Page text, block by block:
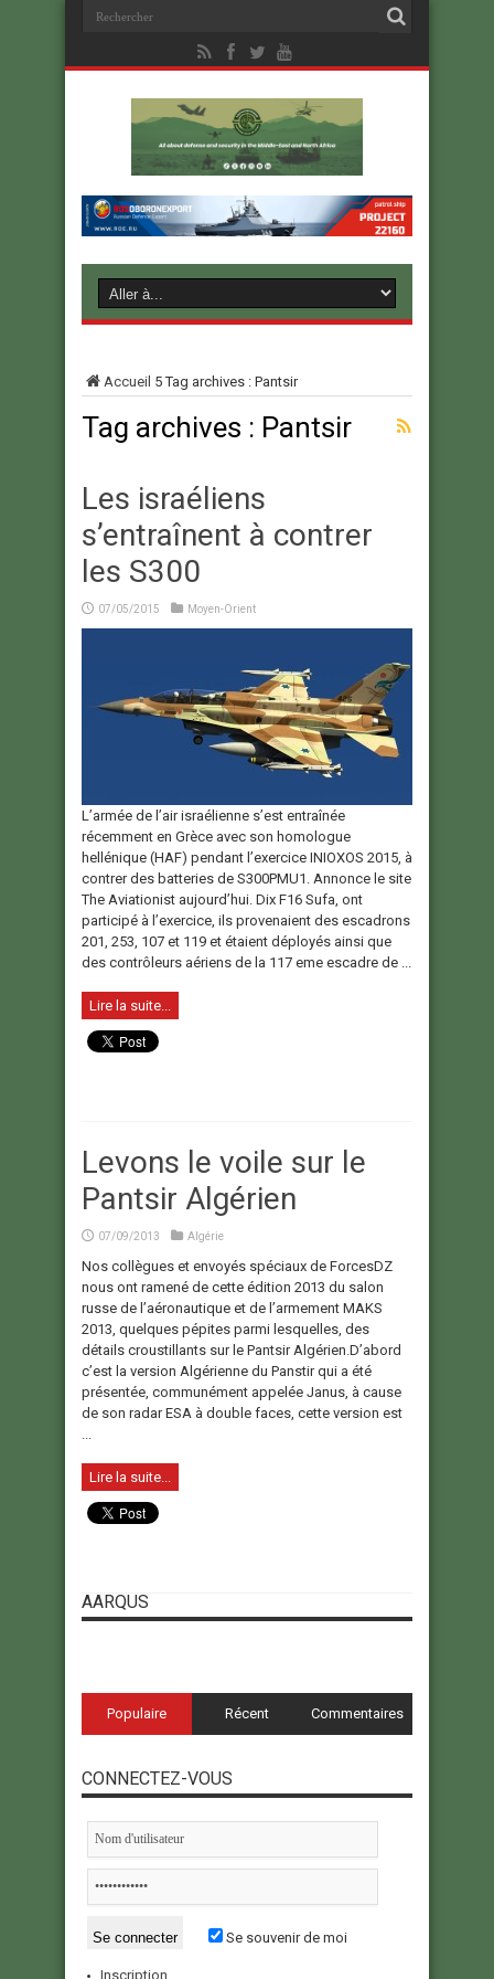
Accueil 5Tag archives : Pantsir
Tag archives : Pantsir
Les israéliens
s’entraînent à contrer
les S300
07/05/2015 Moyen-Orient
L’armée de l’air israélienne s’est entraînée
récemment en Grèce avec son homologue
hellénique (HAF) pendant l’exercice INIOXOS 2015, à
contrer des batteries de S300PMU1. Annonce le site
The Aviationist aujourd’hui. Dix F16 Sufa, ont
participé à l’exercice, ils provenaient des escadrons
201, 253, 107 et 119 et étaient déployés ainsi que
des contrôleurs aériens de la 117 eme escadre de ...
Lire la suite...
Levons le voile sur le
Pantsir Algérien
07/09/2013 Algérie
Nos collègues et envoyés spéciaux de ForcesDZ
nous ont ramené de cette édition 2013 du salon
russe de l’aéronautique et de l’armement MAKS
2013, quelques pépites parmi lesquelles, des
détails croustillants sur le Pantsir Algérien.D’abord
c’est la version Algérienne du Panstir qui a été
présentée, communément appelée Janus, à cause
de son radar ESA à double faces, cette version est
...
Lire la suite...
AARQUS
Populaire Récent Commentaires
CONNECTEZ-VOUS
Se souvenir de moi
Inscription